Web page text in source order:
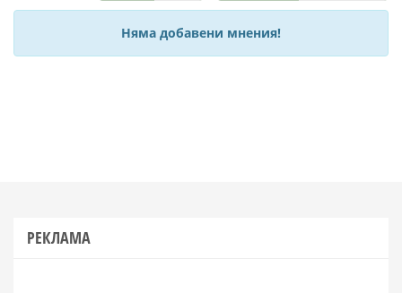
Няма добавени мнения!
РЕКЛАМА